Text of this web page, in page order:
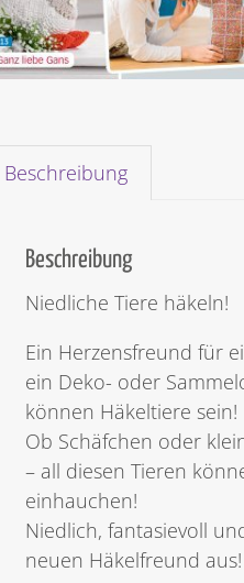
Beschreibung
Beschreibung
Niedliche Tiere häkeln!
Ein Herzensfreund für
ein Deko- oder
können Häkeltiere sein!
Ob Schäfchen oder
– all diesen Tieren
einhauchen!
Niedlich, fantasievoll
neuen Häkelfreund aus!